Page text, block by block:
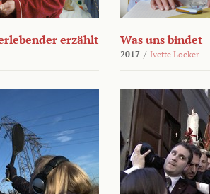
erzählt Was uns bindet
2017 / Ivette Löcker